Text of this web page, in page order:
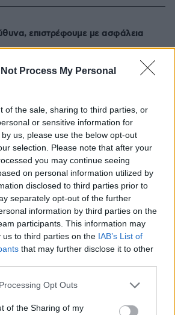
Not Process My Personal
of the sale, sharing to third parties, or
or sensitive information for
us, please use the below opt-out
selection. Please note that after your
you may continue seeing
on personal information utilized by
disclosed to third parties prior to
separately opt-out of the further
information by third parties on the
participants. This information may
us to third parties on the IAB’s List of
that may further disclose it to other
website/app uses one or more Google
or usage behaviour. You may click to
Opt Outs
of the Sharing of my
επιστρέφουμε με ασφάλεια
στις 12 Αυγούστου: Η Ευρώπη
σπάνιο ουράνιο θέαμα
όμως γίνεται με μερικά απλά βήματα
σήμερα σε Αττική και νησιά
πυρκαγιάς – Πού ισχύει το
Μπρόμο: Έκλεισε το εθνικό